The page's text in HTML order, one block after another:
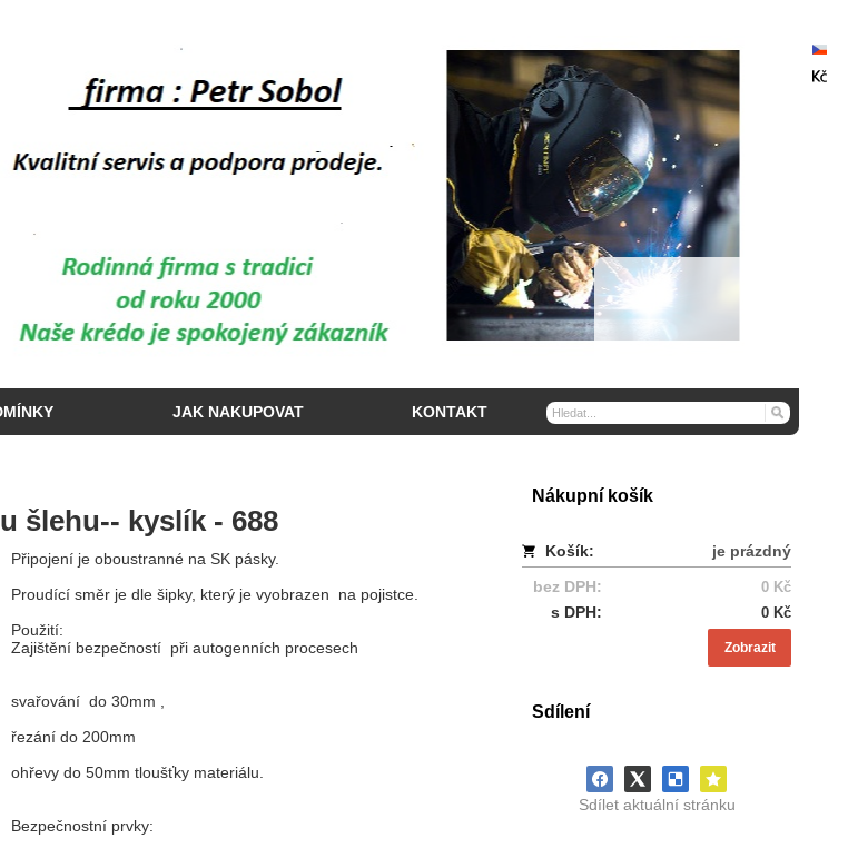
JAK NAKUPOVAT KONTAKT
Nákupní košík
Košík:
je prázdný
bez DPH:
0 Kč
s DPH: 0 Kč
Zobrazit
Sdílení
Sdílet aktuální stránku
šlehu-- kyslík - 688
Připojení je oboustranné na SK pásky.
Proudící směr je dle šipky, který je vyobrazen na pojistce.
Použití:
Zajištění bezpečností při autogenních procesech
svařování do 30mm ,
řezání do 200mm
ohřevy do 50mm tloušťky materiálu.
Bezpečnostní prvky: